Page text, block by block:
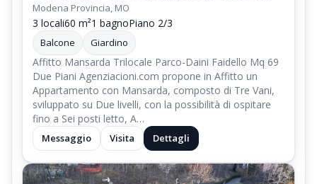
Modena Provincia, MO
3 locali60 m²1 bagnoPiano 2/3
Balcone Giardino
Affitto Mansarda Trilocale Parco-Daini Faidello Mq 69
Due Piani Agenziacioni.com propone in Affitto un
Appartamento con Mansarda, composto di Tre Vani,
sviluppato su Due livelli, con la possibilità di ospitare
fino a Sei posti letto, A…
Messaggio Visita Dettagli